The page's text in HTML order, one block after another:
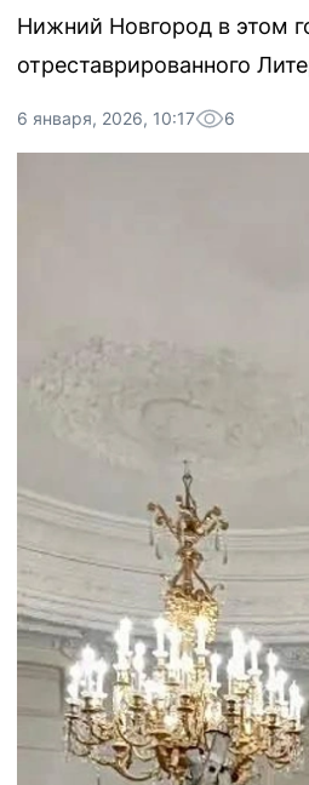
Нижний Новгород в этом
отреставрированного
6 января, 2026, 10:17 6